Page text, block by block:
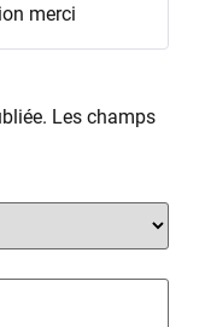
5
merci
Les champs